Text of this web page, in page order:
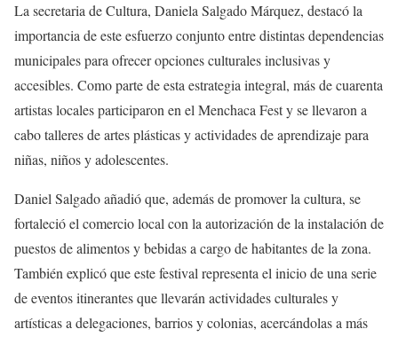
La secretaria de Cultura, Daniela Salgado Márquez, destacó la
importancia de este esfuerzo conjunto entre distintas dependencias
municipales para ofrecer opciones culturales inclusivas y
accesibles. Como parte de esta estrategia integral, más de cuarenta
artistas locales participaron en el Menchaca Fest y se llevaron a
cabo talleres de artes plásticas y actividades de aprendizaje para
niñas, niños y adolescentes.
Daniel Salgado añadió que, además de promover la cultura, se
fortaleció el comercio local con la autorización de la instalación de
puestos de alimentos y bebidas a cargo de habitantes de la zona.
También explicó que este festival representa el inicio de una serie
de eventos itinerantes que llevarán actividades culturales y
artísticas a delegaciones, barrios y colonias, acercándolas a más